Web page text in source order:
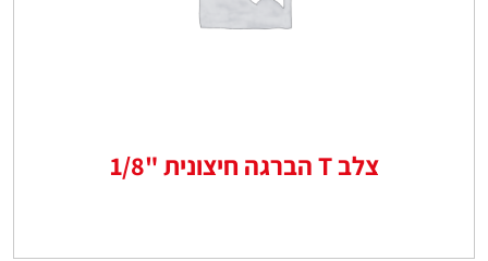
צלב T הברגה חיצונית "1/8